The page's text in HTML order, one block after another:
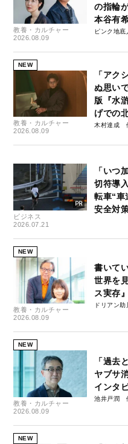
教養・カルチャー
2026.08.09
の指輪
本谷有
ピンク地底
NEW
教養・カルチャー
2026.08.09
「アク
ぬ思い
版『水
げでの
木村達成
ビジネス
2026.07.21
「いつ
切符導
転車“車
安全対
NEW
教養・カルチャー
2026.08.09
書いて
世界を
ス実存
ドリアン助
NEW
教養・カルチャー
2026.08.09
「過去
ヤブサ
インタ
池井戸潤
NEW